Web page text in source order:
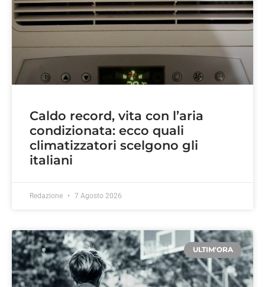
Caldo record, vita con l’aria
condizionata: ecco quali
climatizzatori scelgono gli
italiani
Redazione 7 Agosto 2026
ULTIM'ORA